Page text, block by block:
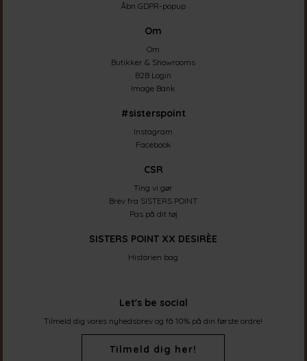
Åbn GDPR-popup
Om
Om
Butikker & Showrooms
B2B Login
Image Bank
#sisterspoint
Instagram
Facebook
CSR
Ting vi gør
Brev fra SISTERS POINT
Pas på dit tøj
SISTERS POINT XX DESIRÈE
Historien bag
Let's be social
Tilmeld dig vores nyhedsbrev og få 10% på din første ordre!
Tilmeld dig her!